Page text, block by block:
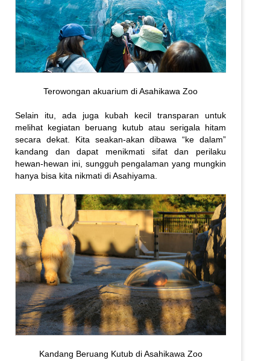
Terowongan akuarium di Asahikawa Zoo
Selain itu, ada juga kubah kecil transparan untuk
melihat kegiatan beruang kutub atau serigala hitam
secara dekat. Kita seakan-akan dibawa “ke dalam”
kandang dan dapat menikmati sifat dan perilaku
hewan-hewan ini, sungguh pengalaman yang mungkin
hanya bisa kita nikmati di Asahiyama.
Kandang Beruang Kutub di Asahikawa Zoo